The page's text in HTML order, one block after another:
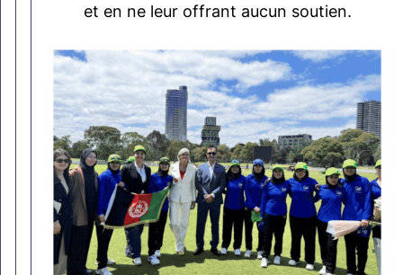
et en ne leur offrant aucun soutien.